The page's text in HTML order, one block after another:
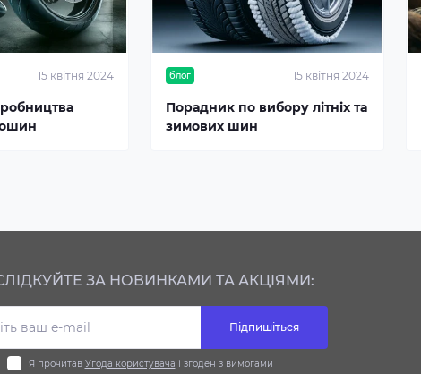
15 квітня 2024 блог 15 квітня 2024
Порадник по вибору літніх та
зимових шин
ЗА НОВИНКАМИ ТА АКЦІЯМИ:
Підпишіться
Я прочитав Угода користувача і згоден з вимогами